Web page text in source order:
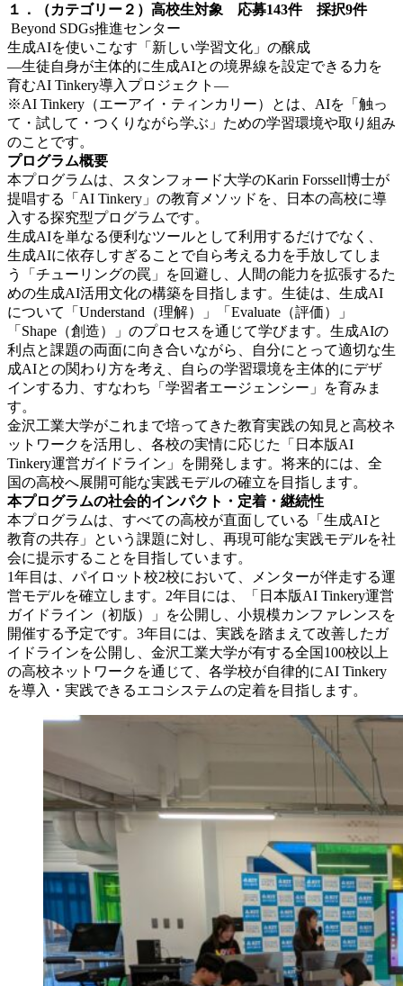
１．（カテゴリー２）高校生対象 応募143件 採択9件
Beyond SDGs推進センター
生成AIを使いこなす「新しい学習文化」の醸成
―生徒自身が主体的に生成AIとの境界線を設定できる力を
育むAI Tinkery導入プロジェクト―
※AI Tinkery（エーアイ・ティンカリー）とは、AIを「触っ
て・試して・つくりながら学ぶ」ための学習環境や取り組み
のことです。
プログラム概要
本プログラムは、スタンフォード大学のKarin Forssell博士が
提唱する「AI Tinkery」の教育メソッドを、日本の高校に導
入する探究型プログラムです。
生成AIを単なる便利なツールとして利用するだけでなく、
生成AIに依存しすぎることで自ら考える力を手放してしま
う「チューリングの罠」を回避し、人間の能力を拡張するた
めの生成AI活用文化の構築を目指します。生徒は、生成AI
について「Understand（理解）」「Evaluate（評価）」
「Shape（創造）」のプロセスを通じて学びます。生成AIの
利点と課題の両面に向き合いながら、自分にとって適切な生
成AIとの関わり方を考え、自らの学習環境を主体的にデザ
インする力、すなわち「学習者エージェンシー」を育みま
す。
金沢工業大学がこれまで培ってきた教育実践の知見と高校ネ
ットワークを活用し、各校の実情に応じた「日本版AI
Tinkery運営ガイドライン」を開発します。将来的には、全
国の高校へ展開可能な実践モデルの確立を目指します。
本プログラムの社会的インパクト・定着・継続性
本プログラムは、すべての高校が直面している「生成AIと
教育の共存」という課題に対し、再現可能な実践モデルを社
会に提示することを目指しています。
1年目は、パイロット校2校において、メンターが伴走する運
営モデルを確立します。2年目には、「日本版AI Tinkery運営
ガイドライン（初版）」を公開し、小規模カンファレンスを
開催する予定です。3年目には、実践を踏まえて改善したガ
イドラインを公開し、金沢工業大学が有する全国100校以上
の高校ネットワークを通じて、各学校が自律的にAI Tinkery
を導入・実践できるエコシステムの定着を目指します。